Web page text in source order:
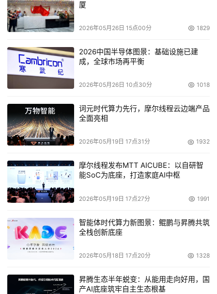
当前,网络上各类辅助工具种类繁多,数据全面性参差不齐、
专业度有高有低。值得关注的是一款“高考U选”产品。“高考
U选”是依托中国联通、华中师范大学“国家数字化学习工程
技术研究中心”和“教育大数据应用技术国家工程实验室”两个
国家级科研机构的大数据分析能力,基于人工智能等新兴技
术,为高中生提供职业性格测试、新高考选科、志愿模拟填
报、录取概率预测、招录数据查询、高校专业信息查询的互
高考U选团队深度剖析高考志愿填报需求,融合国家考试院数
据以及历年积累的志愿填报数据,打造基于大数据分析的志
愿填报没把握、职业方向不清晰等问题,为学生志愿填报提
供科学指导,指引职业方向,助力迈入理想大学。
厦
2026年05月26日 15点00分 1829
2026中国半导体图景：基础设施已建
成，全球市场再平衡
2026年05月26日 10点30分 1018
词元时代算力先行，摩尔线程云边端产品
全面亮相
2026年05月19日 17点31分 1932
摩尔线程发布MTT AICUBE：以自研智
能SoC为底座，打造家庭AI中枢
2026年05月19日 17点27分 1991
智能体时代算力新图景：鲲鹏与昇腾共筑
全栈创新底座
2026年05月18日 17点20分 1328
昇腾生态半年蜕变：从能用走向好用，国
产AI底座筑牢自主生态根基